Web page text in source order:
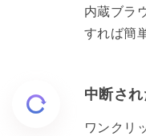
内蔵ブラ
すれば簡
中断さ
ワンクリ